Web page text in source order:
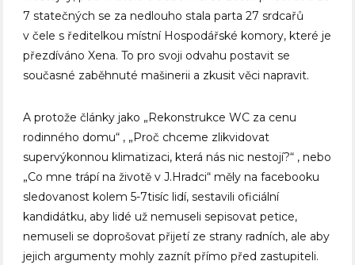
7 statečných se za nedlouho stala parta 27 srdcařů
v čele s ředitelkou místní Hospodářské komory, které je
přezdíváno Xena. To pro svoji odvahu postavit se
současné zaběhnuté mašinerii a zkusit věci napravit.
A protože články jako „Rekonstrukce WC za cenu
rodinného domu“ , „Proč chceme zlikvidovat
supervýkonnou klimatizaci, která nás nic nestojí?“ , nebo
„Co mne trápí na životě v J.Hradci“ měly na facebooku
sledovanost kolem 5-7tisíc lidí, sestavili oficiální
kandidátku, aby lidé už nemuseli sepisovat petice,
nemuseli se doprošovat přijetí ze strany radních, ale aby
jejich argumenty mohly zaznít přímo před zastupiteli.